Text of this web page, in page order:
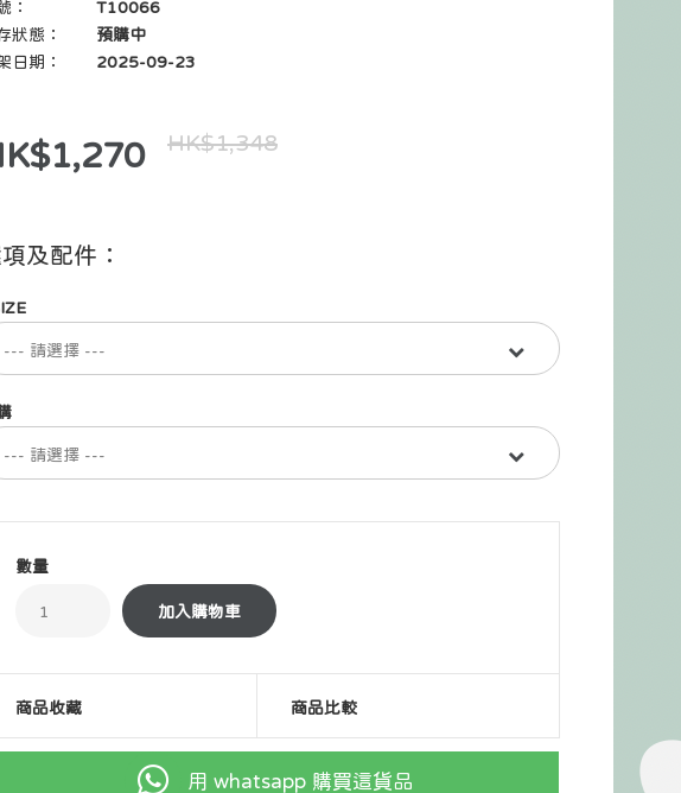
：
T10066
狀態：
預購中
日期：
2025-09-23
HK$1,348
及配件：
數量
商品收藏 商品比較
用 whatsapp 購買這貨品